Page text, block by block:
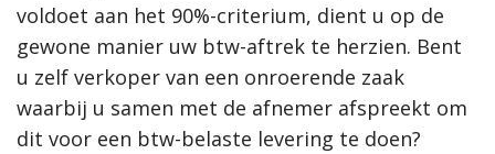
voldoet aan het 90%-criterium, dient u op de
gewone manier uw btw-aftrek te herzien. Bent
u zelf verkoper van een onroerende zaak
waarbij u samen met de afnemer afspreekt om
dit voor een btw-belaste levering te doen?